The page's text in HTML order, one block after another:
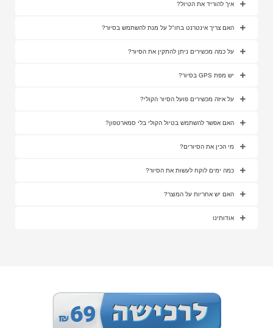
איך להוריד את הטיול?
האם צריך אינטרנט בחו"ל על מנת להשתמש בסיור?
על כמה מכשירים ניתן להתקין את הסיור?
יש מפת GPS בסיור?
על איזה מכשירים פועל הסיור הקולי?
האם אפשר להשתמש בטיול הקולי בלי סמארטפון?
מי הכין את הסיורים?
כמה ימים לוקח לעשות את הסיור?
האם יש אחריות על המוצר?
אודותינו